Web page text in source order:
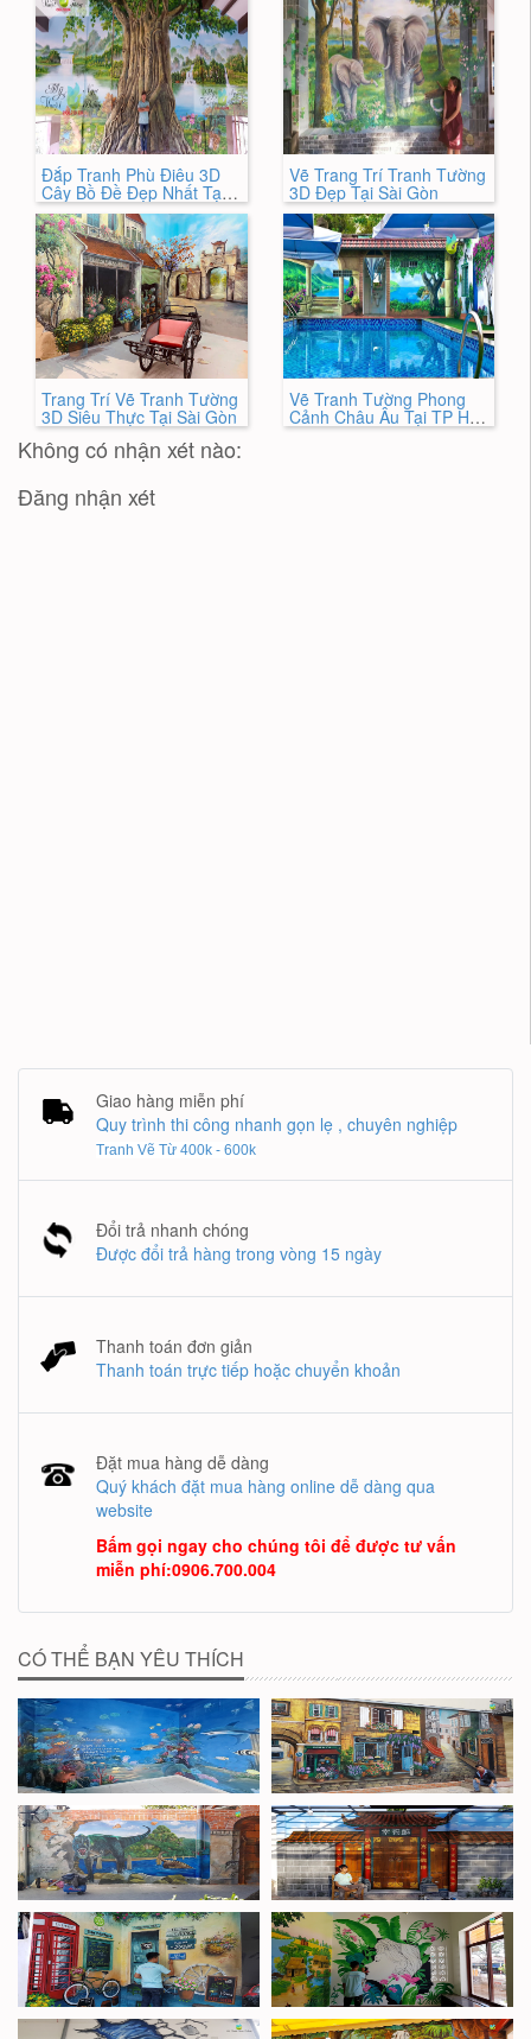
Đắp Tranh Phù Điêu 3D
Cây Bồ Đề Đẹp Nhất Tại
TPHCM
Vẽ Trang Trí Tranh Tường
3D Đẹp Tại Sài Gòn
Trang Trí Vẽ Tranh Tường
3D Siêu Thực Tại Sài Gòn
Vẽ Tranh Tường Phong
Cảnh Châu Âu Tại TP Hồ
Chí Minh
Không có nhận xét nào:
Đăng nhận xét
Giao hàng miễn phí
Quy trình thi công nhanh gọn lẹ , chuyên nghiệp
Tranh Vẽ Từ 400k - 600k
Đổi trả nhanh chóng
Được đổi trả hàng trong vòng 15 ngày
Thanh toán đơn giản
Thanh toán trực tiếp hoặc chuyển khoản
Đặt mua hàng dễ dàng
Quý khách đặt mua hàng online dễ dàng qua
website
Bấm gọi ngay cho chúng tôi để được tư vấn
miễn phí:0906.700.004
CÓ THỂ BẠN YÊU THÍCH